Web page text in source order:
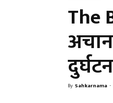
The
By Sahkarnama -